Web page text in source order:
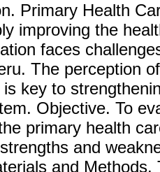
Primary Health
improving the
faces
The perception
key to
Objective. To
primary health
and
and